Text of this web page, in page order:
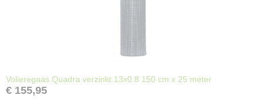
Volieregaas Quadra verzinkt 13x0.8 150 cm x 25 meter
€ 155,95